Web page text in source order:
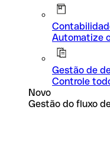
Automatize
Gestão de
Controle
Novo
Gestão do fluxo